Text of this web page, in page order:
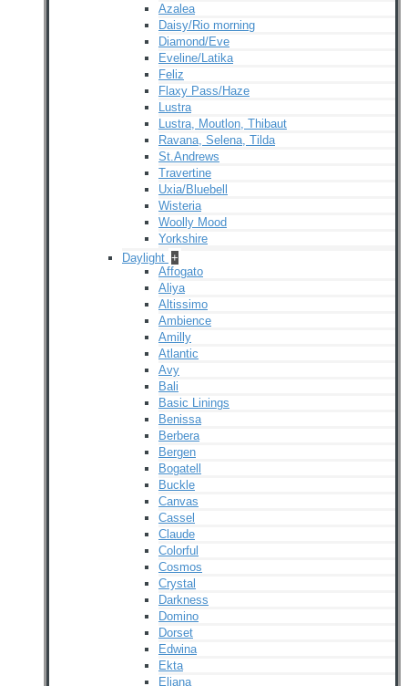
Azalea
Daisy/Rio morning
Diamond/Eve
Eveline/Latika
Feliz
Flaxy Pass/Haze
Lustra
Lustra, Moutlon, Thibaut
Ravana, Selena, Tilda
St.Andrews
Travertine
Uxia/Bluebell
Wisteria
Woolly Mood
Yorkshire
Daylight +
Affogato
Aliya
Altissimo
Ambience
Amilly
Atlantic
Avy
Bali
Basic Linings
Benissa
Berbera
Bergen
Bogatell
Buckle
Canvas
Cassel
Claude
Colorful
Cosmos
Crystal
Darkness
Domino
Dorset
Edwina
Ekta
Eliana